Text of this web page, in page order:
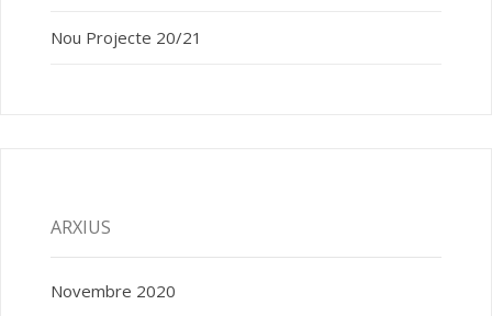
Nou Projecte 20/21
ARXIUS
Novembre 2020